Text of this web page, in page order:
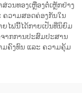
ວນທອງເຫຼືອງຕໍ່ເຫຼັກຢ່າງ
ຄວາມສອດຄ່ອງກັນໃນ
ຍໄຟນີ້ໄດ້ກາຍເປັນທີ່ນິຍົມ
າກການປະສົມປະສານ
ຄົງທົນ ແລະ ຄວາມຄຸ້ມ